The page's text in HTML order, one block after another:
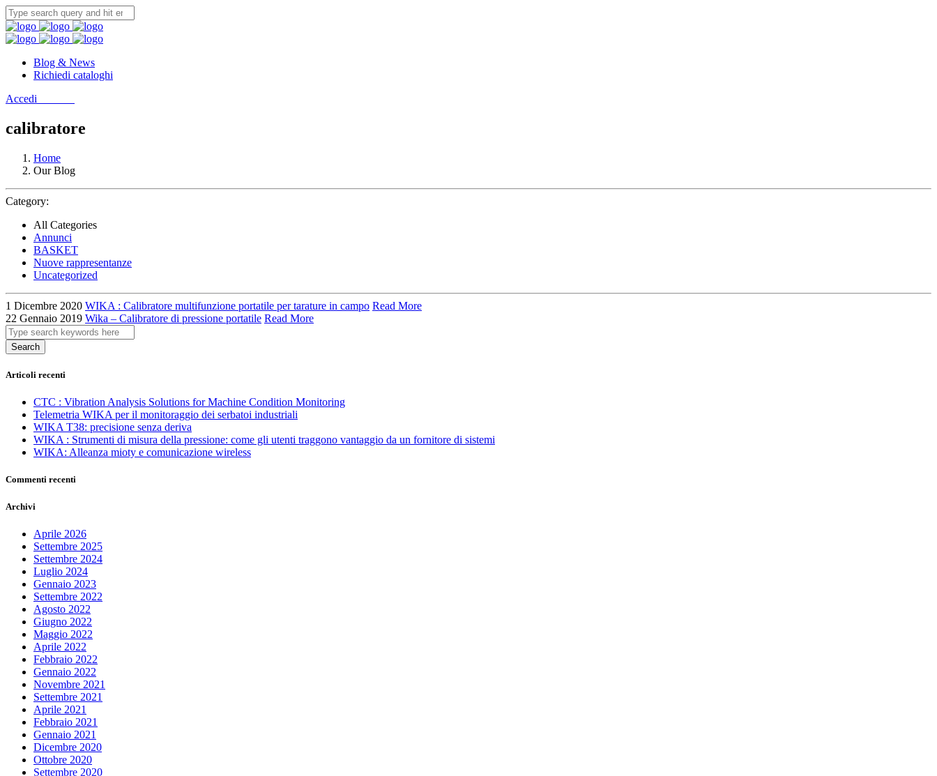
Blog & News
Richiedi cataloghi
Accedi
calibratore
Home
Our Blog
Category:
All Categories
Annunci
BASKET
Nuove rappresentanze
Uncategorized
1 Dicembre 2020 WIKA : Calibratore multifunzione portatile per tarature in campo Read More
22 Gennaio 2019 Wika – Calibratore di pressione portatile Read More
Search
Articoli recenti
CTC : Vibration Analysis Solutions for Machine Condition Monitoring
Telemetria WIKA per il monitoraggio dei serbatoi industriali
WIKA T38: precisione senza deriva
WIKA : Strumenti di misura della pressione: come gli utenti traggono vantaggio da un fornitore di sistemi
WIKA: Alleanza mioty e comunicazione wireless
Commenti recenti
Archivi
Aprile 2026
Settembre 2025
Settembre 2024
Luglio 2024
Gennaio 2023
Settembre 2022
Agosto 2022
Giugno 2022
Maggio 2022
Aprile 2022
Febbraio 2022
Gennaio 2022
Novembre 2021
Settembre 2021
Aprile 2021
Febbraio 2021
Gennaio 2021
Dicembre 2020
Ottobre 2020
Settembre 2020